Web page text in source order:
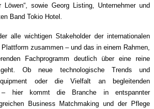
Löwen“, sowie Georg Listing, Unternehmer und
Band Tokio Hotel.
alle wichtigen Stakeholder der internationalen
zusammen – und das in einem Rahmen,
Fachprogramm deutlich über eine reine
Ob neue technologische Trends und
oder die Vielfalt an begleitenden
– hier kommt die Branche in entspannter
Business Matchmaking und der Pflege